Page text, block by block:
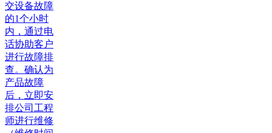
交设备故障
的1个小时
内，通过电
话协助客户
进行故障排
查。确认为
产品故障
后，立即安
排公司工程
师进行维修